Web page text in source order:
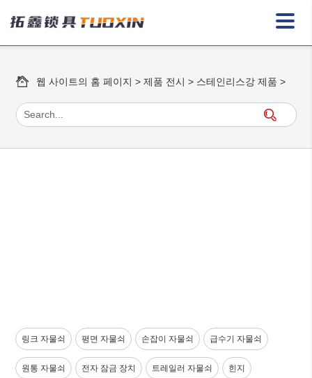
웹 사이트의 홈 페이지 >제품 전시 > 스테인리스강 제품 >
링크 자물쇠 평면 자물쇠 손잡이 자물쇠 급수기 자물쇠
원통 자물쇠 전자 잠금 장치 트레일러 자물쇠 힌지